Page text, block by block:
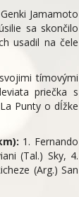
Jamamoto
sa skončilo
usadil na čele
tímovými
priečka s
Punty o dĺžke
1. Fernando
(Tal.) Sky, 4.
(Arg.) San